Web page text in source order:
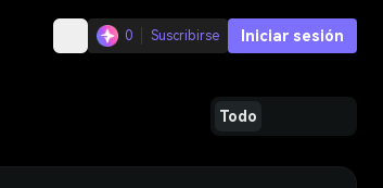
0 Suscribirse Iniciar sesión
Todo